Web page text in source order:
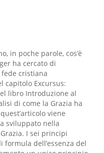
in poche parole, cos’è
ha cercato di
cristiana
capitolo Excursus:
libro Introduzione al
di come la Grazia ha
viene
sviluppato nella
I sei principi
dell’essenza del